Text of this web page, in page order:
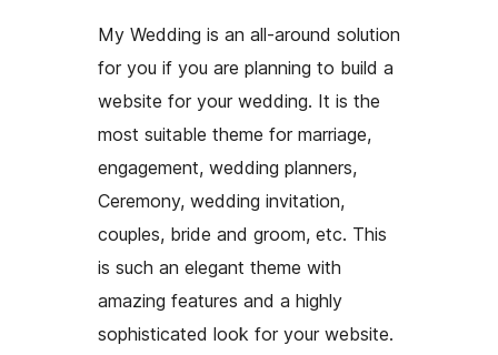
My Wedding is an all-around solution
for you if you are planning to build a
website for your wedding. It is the
most suitable theme for marriage,
engagement, wedding planners,
Ceremony, wedding invitation,
couples, bride and groom, etc. This
is such an elegant theme with
amazing features and a highly
sophisticated look for your website.